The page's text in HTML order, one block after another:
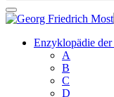
Enzyklopädie
A
B
C
D